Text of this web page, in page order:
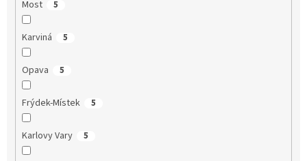
Most 5
Karviná 5
Opava 5
Frýdek-Místek 5
Karlovy Vary 5